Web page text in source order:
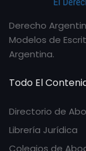
Derecho
Modelos de
Argentina.
Todo El
Directorio de
Librería Jurídica
Colegios de